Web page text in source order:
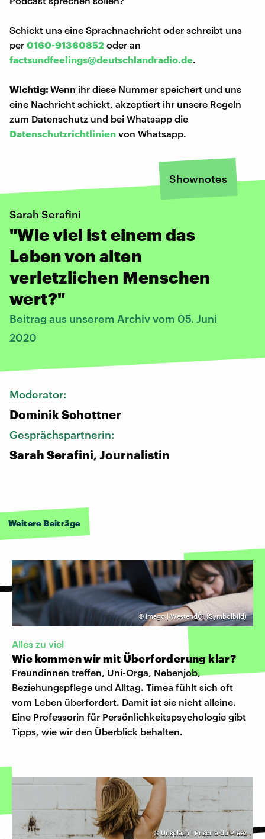
Schickt uns eine Sprachnachricht oder schreibt uns
per 0160-91360852 oder an
factsundfeelings@deutschlandradio.de.
Wichtig:Wenn ihr diese Nummer speichert und uns
eine Nachricht schickt, akzeptiert ihr unsere Regeln
zum Datenschutz und bei Whatsapp die
Datenschutzrichtlinien von Whatsapp.
Shownotes
Sarah Serafini
"Wie viel ist einem das
Leben von alten
verletzlichen Menschen
wert?"
Beitrag aus unserem Archiv vom 05. Juni
2020
Moderator:
Dominik Schottner
Gesprächspartnerin:
Sarah Serafini, Journalistin
Weitere Beiträge
© Imago | Westend61 (Symbolbild)
Alles zu viel
Wie kommen wir mit Überforderung klar?
Freundinnen treffen, Uni-Orga, Nebenjob,
Beziehungspflege und Alltag. Timea fühlt sich oft
vom Leben überfordert. Damit ist sie nicht alleine.
Eine Professorin für Persönlichkeitspsychologie gibt
Tipps, wie wir den Überblick behalten.
©Unsplash | Priscilla du Preez